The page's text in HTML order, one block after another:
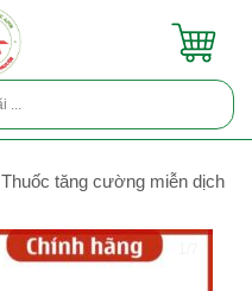
Thuốc tăng cường miễn dịch